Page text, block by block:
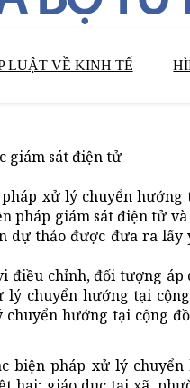
LUẬT VỀ KINH TẾ
giám sát điện tử
xử lý chuyển
pháp giám sát điện tử
thảo được đưa ra lấy
điều chỉnh, đối tượng
lý chuyển hướng tại
hướng tại cộng
biện pháp xử lý